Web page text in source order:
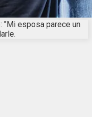
"Mi esposa parece un